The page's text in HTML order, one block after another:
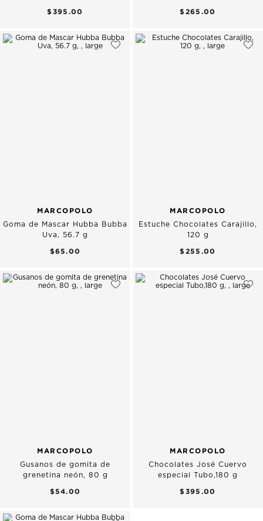
$395.00 $265.00
MARCOPOLO
Goma de Mascar Hubba Bubba
Uva, 56.7 g
$65.00
MARCOPOLO
Estuche Chocolates Carajillo,
120 g
$255.00
MARCOPOLO
Gusanos de gomita de
grenetina neón, 80 g
$54.00
MARCOPOLO
Chocolates José Cuervo
especial Tubo,180 g
$395.00